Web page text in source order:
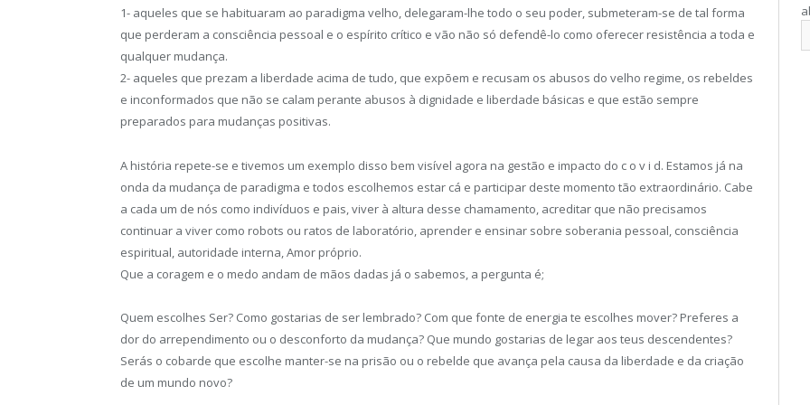
1- aqueles que se habituaram ao paradigma velho, delegaram-lhe todo o seu poder, submeteram-se de tal forma
que perderam a consciência pessoal e o espírito crítico e vão não só defendê-lo como oferecer resistência a toda e
qualquer mudança.
2- aqueles que prezam a liberdade acima de tudo, que expõem e recusam os abusos do velho regime, os rebeldes
e inconformados que não se calam perante abusos à dignidade e liberdade básicas e que estão sempre
preparados para mudanças positivas.
A história repete-se e tivemos um exemplo disso bem visível agora na gestão e impacto do c o v i d. Estamos já na
onda da mudança de paradigma e todos escolhemos estar cá e participar deste momento tão extraordinário. Cabe
a cada um de nós como indivíduos e pais, viver à altura desse chamamento, acreditar que não precisamos
continuar a viver como robots ou ratos de laboratório, aprender e ensinar sobre soberania pessoal, consciência
espiritual, autoridade interna, Amor próprio.
Que a coragem e o medo andam de mãos dadas já o sabemos, a pergunta é;
Quem escolhes Ser? Como gostarias de ser lembrado? Com que fonte de energia te escolhes mover? Preferes a
dor do arrependimento ou o desconforto da mudança? Que mundo gostarias de legar aos teus descendentes?
Serás o cobarde que escolhe manter-se na prisão ou o rebelde que avança pela causa da liberdade e da criação
de um mundo novo?